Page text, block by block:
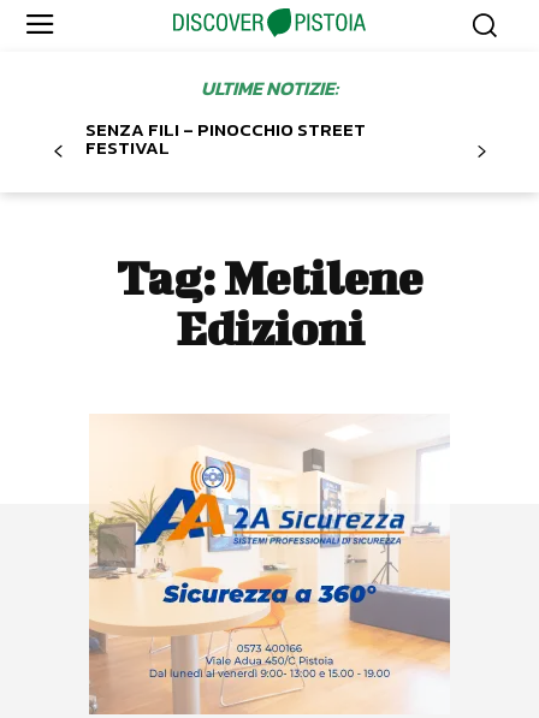
ULTIME NOTIZIE:
SENZA FILI – PINOCCHIO STREET
FESTIVAL
Tag:Metilene
Edizioni